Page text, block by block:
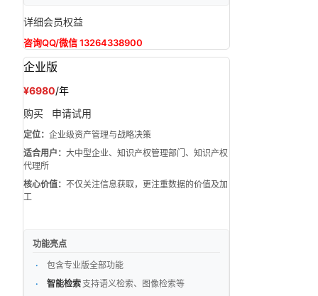
详细会员权益
咨询QQ/微信 13264338900
企业版
¥6980/年
购买
申请试用
定位： 企业级资产管理与战略决策
适合用户： 大中型企业、知识产权管理部门、知识产权
代理所
核心价值： 不仅关注信息获取，更注重数据的价值及加
工
功能亮点
包含专业版全部功能
智能检索 支持语义检索、图像检索等